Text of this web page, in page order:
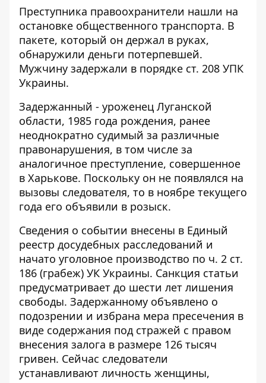
Преступника правоохранители нашли на
остановке общественного транспорта. В
пакете, который он держал в руках,
обнаружили деньги потерпевшей.
Мужчину задержали в порядке ст. 208 УПК
Украины.
Задержанный - уроженец Луганской
области, 1985 года рождения, ранее
неоднократно судимый за различные
правонарушения, в том числе за
аналогичное преступление, совершенное
в Харькове. Поскольку он не появлялся на
вызовы следователя, то в ноябре текущего
года его объявили в розыск.
Сведения о событии внесены в Единый
реестр досудебных расследований и
начато уголовное производство по ч. 2 ст.
186 (грабеж) УК Украины. Санкция статьи
предусматривает до шести лет лишения
свободы. Задержанному объявлено о
подозрении и избрана мера пресечения в
виде содержания под стражей с правом
внесения залога в размере 126 тысяч
гривен. Сейчас следователи
устанавливают личность женщины,